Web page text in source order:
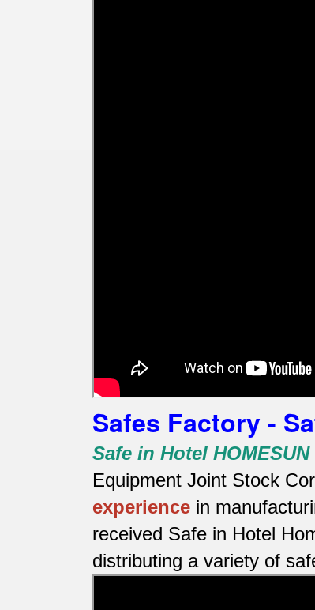
Safes Factory -
Safe in Hotel HOMESUN
Equipment Joint Stock
experience in
received Safe in Hotel
distributing a variety of